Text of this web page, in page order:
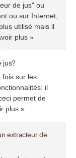
de jus" ou
ou sur Internet,
utilisé mais il
plus »
jus?
fois sur les
il
permet de
plus »
extracteur de